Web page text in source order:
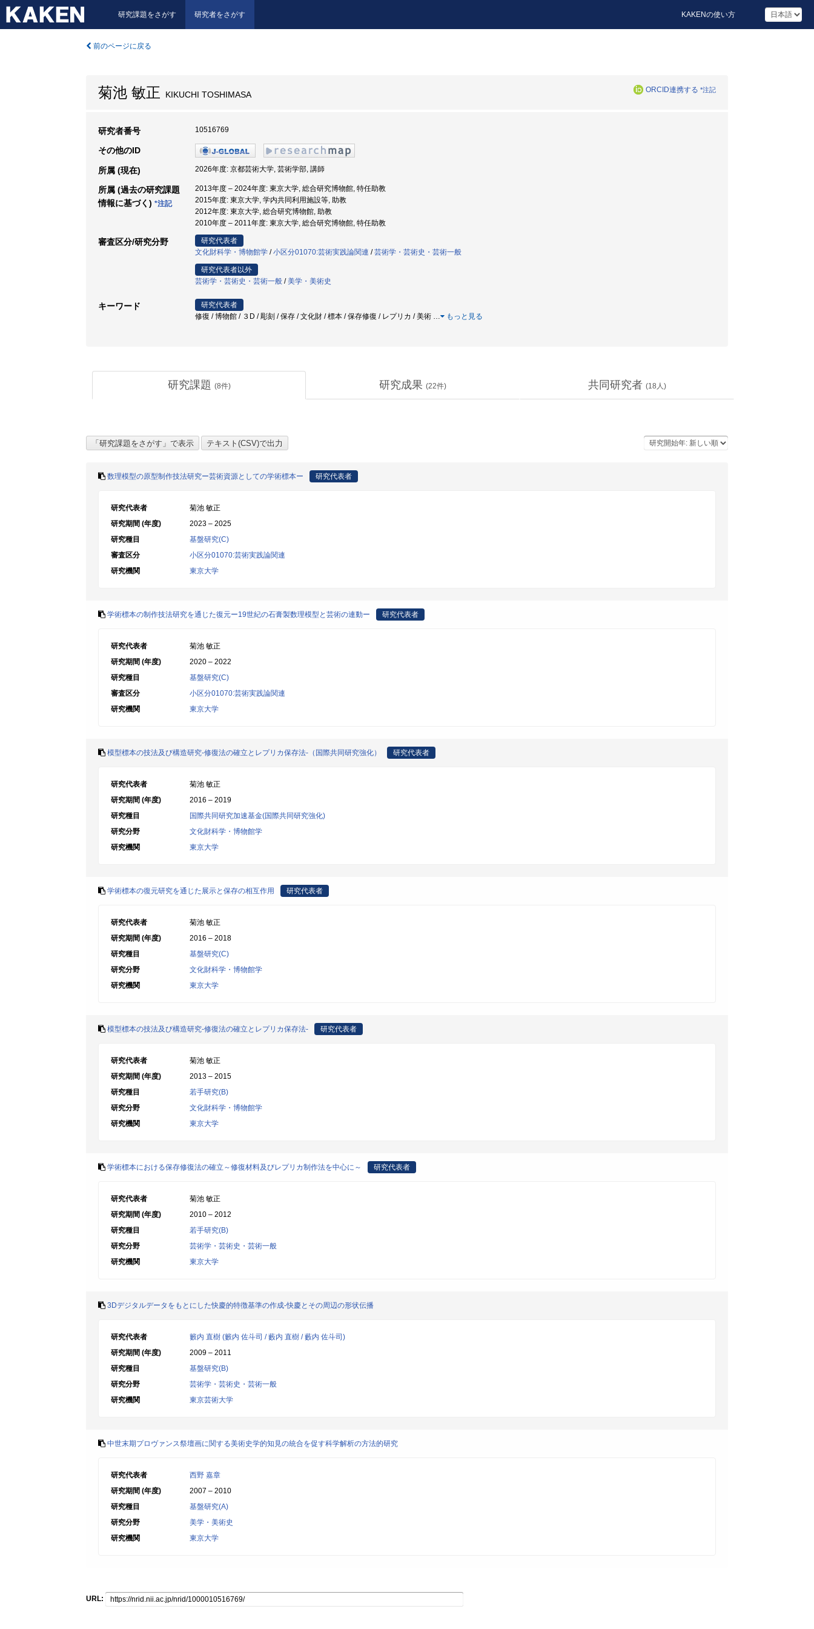
研究課題をさがす 研究者をさがす KAKENの使い方
前のページに戻る
菊池 敏正 KIKUCHI TOSHIMASA ORCID連携する *注記
研究者番号 10516769
その他のID
所属 (現在) 2026年度: 京都芸術大学, 芸術学部, 講師
所属 (過去の研究課題
情報に基づく) *注記
2013年度 – 2024年度: 東京大学, 総合研究博物館, 特任助教
2015年度: 東京大学, 学内共同利用施設等, 助教
2012年度: 東京大学, 総合研究博物館, 助教
2010年度 – 2011年度: 東京大学, 総合研究博物館, 特任助教
審査区分/研究分野
研究代表者
文化財科学・博物館学 /小区分01070:芸術実践論関連 /芸術学・芸術史・芸術一般
研究代表者以外
芸術学・芸術史・芸術一般 /美学・美術史
キーワード
研究代表者
修復 / 博物館 / ３D / 彫刻 / 保存 / 文化財 / 標本 / 保存修復 / レプリカ / 美術 … もっと見る
研究課題 (8件) 研究成果 (22件) 共同研究者 (18 人)
数理模型の原型制作技法研究ー芸術資源としての学術標本ー 研究代表者
研究代表者
菊池 敏正
研究期間 (年度)
2023 – 2025
研究種目
基盤研究(C)
審査区分
小区分01070:芸術実践論関連
研究機関
東京大学
学術標本の制作技法研究を通じた復元ー19世紀の石膏製数理模型と芸術の連動ー 研究代表者
研究代表者
菊池 敏正
研究期間 (年度)
2020 – 2022
研究種目
基盤研究(C)
審査区分
小区分01070:芸術実践論関連
研究機関
東京大学
模型標本の技法及び構造研究-修復法の確立とレプリカ保存法-（国際共同研究強化） 研究代表者
研究代表者
菊池 敏正
研究期間 (年度)
2016 – 2019
研究種目
国際共同研究加速基金(国際共同研究強化)
研究分野
文化財科学・博物館学
研究機関
東京大学
学術標本の復元研究を通じた展示と保存の相互作用 研究代表者
研究代表者
菊池 敏正
研究期間 (年度)
2016 – 2018
研究種目
基盤研究(C)
研究分野
文化財科学・博物館学
研究機関
東京大学
模型標本の技法及び構造研究-修復法の確立とレプリカ保存法- 研究代表者
研究代表者
菊池 敏正
研究期間 (年度)
2013 – 2015
研究種目
若手研究(B)
研究分野
文化財科学・博物館学
研究機関
東京大学
学術標本における保存修復法の確立～修復材料及びレプリカ制作法を中心に～ 研究代表者
研究代表者
菊池 敏正
研究期間 (年度)
2010 – 2012
研究種目
若手研究(B)
研究分野
芸術学・芸術史・芸術一般
研究機関
東京大学
3Dデジタルデータをもとにした快慶的特徴基準の作成-快慶とその周辺の形状伝播
研究代表者
籔内 直樹 (籔内 佐斗司 / 藪内 直樹 / 藪内 佐斗司)
研究期間 (年度)
2009 – 2011
研究種目
基盤研究(B)
研究分野
芸術学・芸術史・芸術一般
研究機関
東京芸術大学
中世末期プロヴァンス祭壇画に関する美術史学的知見の統合を促す科学解析の方法的研究
研究代表者
西野 嘉章
研究期間 (年度)
2007 – 2010
研究種目
基盤研究(A)
研究分野
美学・美術史
研究機関
東京大学
URL: